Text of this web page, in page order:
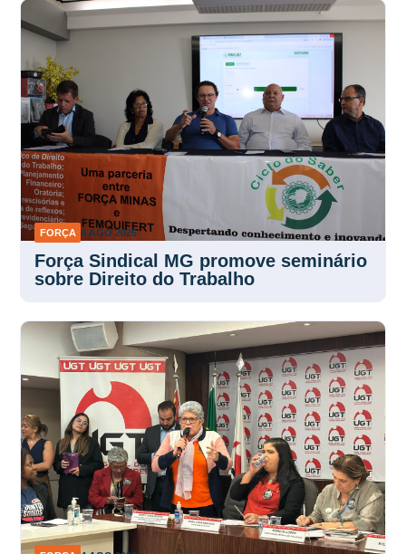
FORÇA 4 AGO 2026
Força Sindical MG promove seminário
sobre Direito do Trabalho
FORÇA 4 AGO 2026